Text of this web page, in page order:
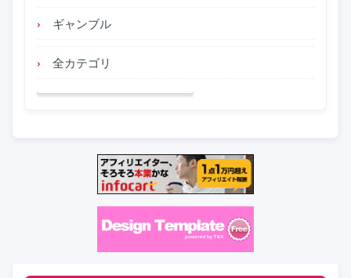
ギャンブル
全カテゴリ